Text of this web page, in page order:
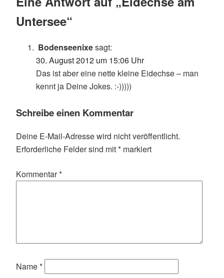
Untersee“
Bodenseenixesagt:
30. August 2012 um 15:06 Uhr
Das ist aber eine nette kleine Eidechse – man
kennt ja Deine Jokes. :-)))))
Schreibe einen Kommentar
Deine E-Mail-Adresse wird nicht veröffentlicht.
Erforderliche Felder sind mit* markiert
Kommentar*
Name*